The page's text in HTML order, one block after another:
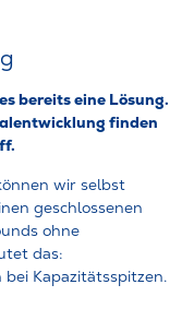
bereits eine Lösung.
finden
wir selbst
geschlossenen
ohne
das:
Kapazitätsspitzen.